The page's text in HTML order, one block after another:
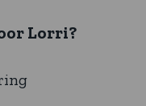
Lorri?